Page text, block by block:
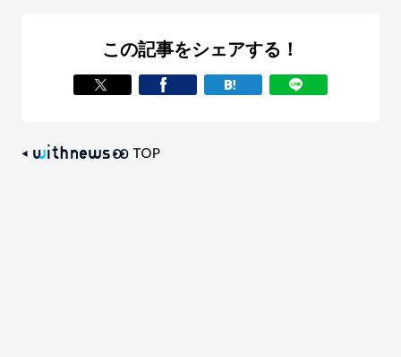
この記事をシェアする！